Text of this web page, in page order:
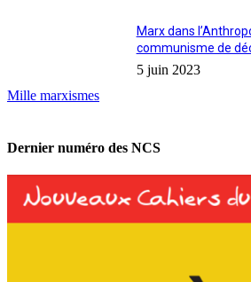
Mille marxismes
Marx dans
communisme de
5 juin 2023
Dernier numéro des NCS